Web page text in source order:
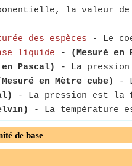
la valeur de
des espèces - Le
liquide - (Mesuré en
en Pascal)
- La
en Mètre cube)
-
- La pression est la
- La température
de base